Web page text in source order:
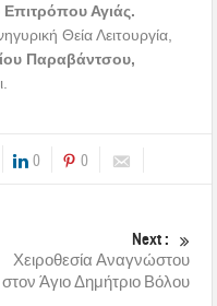
Αγιάς.
Θεία Λειτουργία,
Παραβάντσου,
0 0
Next :
Χειροθεσία Αναγνώστου
στον Άγιο Δημήτριο Βόλου